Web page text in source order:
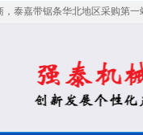
嘉带锯条华北地区采购第一